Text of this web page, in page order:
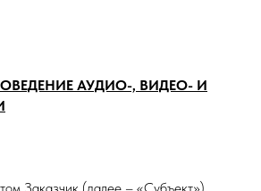
АУДИО-, ВИДЕО- И